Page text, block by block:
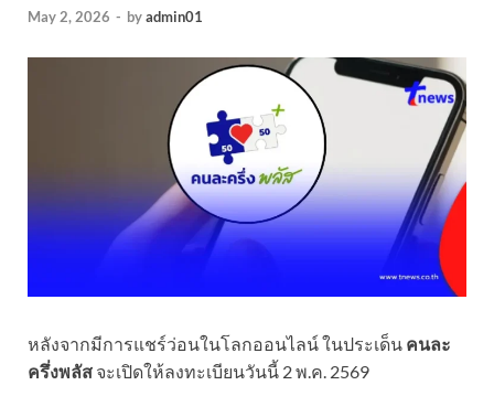
May 2, 2026 - byadmin01
หลังจากมีการแชร์ว่อนในโลกออนไลน์ ในประเด็น คนละ
ครึ่งพลัส จะเปิดให้ลงทะเบียนวันนี้ 2 พ.ค. 2569